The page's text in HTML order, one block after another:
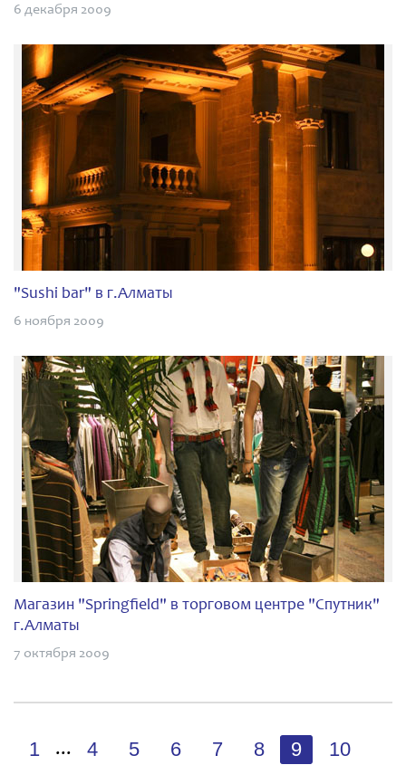
6 декабря 2009
"Sushi bar" в г.Алматы
6 ноября 2009
Магазин "Springfield" в торговом центре "Спутник"
г.Алматы
7 октября 2009
1 ... 4 5 6 7 8 9 10